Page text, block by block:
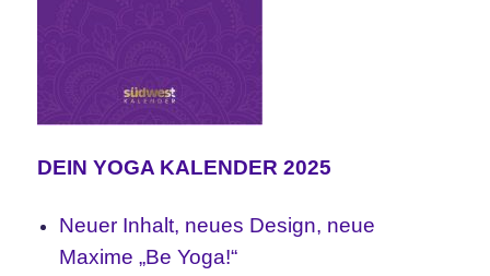
DEIN YOGA KALENDER 2025
Neuer Inhalt, neues Design, neue
Maxime „Be Yoga!“